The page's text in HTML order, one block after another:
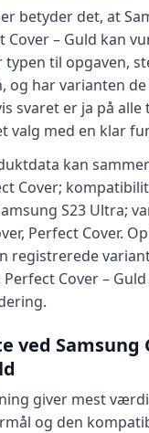
betyder det, at
Cover – Guld kan
typen til opgaven,
og har varianten de
svaret er ja på alle
valg med en klar
kan
Cover;
S23 Ultra;
Perfect Cover.
registrerede
Perfect Cover –
ved Samsung
giver mest
og den